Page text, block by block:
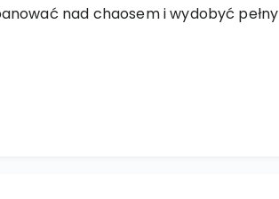
nad chaosem i wydobyć pełny